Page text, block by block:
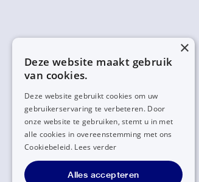
×
Deze website maakt gebruik
van cookies.
Deze website gebruikt cookies om uw
gebruikerservaring te verbeteren. Door
onze website te gebruiken, stemt u in met
alle cookies in overeenstemming met ons
Cookiebeleid. Lees verder
Alles accepteren